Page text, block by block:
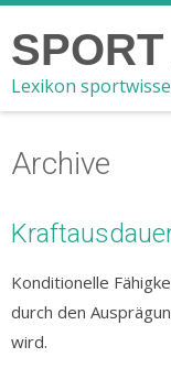
Lexikon
Archive
Konditionelle
durch den
wird.